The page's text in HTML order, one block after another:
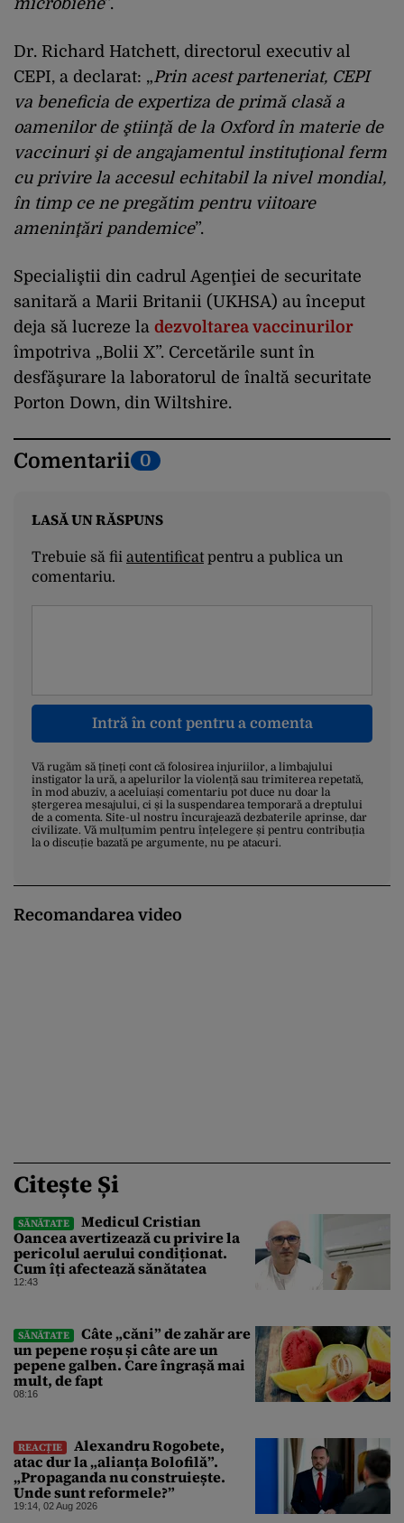
Dr. Richard Hatchett, directorul executiv al
CEPI, a declarat: „Prin acest parteneriat, CEPI
va beneficia de expertiza de primă clasă a
oamenilor de ştiinţă de la Oxford în materie de
vaccinuri şi de angajamentul instituţional ferm
cu privire la accesul echitabil la nivel mondial,
în timp ce ne pregătim pentru viitoare
ameninţări pandemice”.
Specialiştii din cadrul Agenţiei de securitate
sanitară a Marii Britanii (UKHSA) au început
deja să lucreze la dezvoltarea vaccinurilor
împotriva „Bolii X”. Cercetările sunt în
desfăşurare la laboratorul de înaltă securitate
Porton Down, din Wiltshire.
Comentarii 0
LASĂ UN RĂSPUNS
Trebuie să fii autentificatpentru a publica un
comentariu.
Intră în cont pentru a comenta
Vă rugăm să țineți cont că folosirea injuriilor, a limbajului
instigator la ură, a apelurilor la violență sau trimiterea repetată,
în mod abuziv, a aceluiași comentariu pot duce nu doar la
ștergerea mesajului, ci și la suspendarea temporară a dreptului
de a comenta. Site-ul nostru încurajează dezbaterile aprinse, dar
civilizate. Vă mulțumim pentru înțelegere și pentru contribuția
la o discuție bazată pe argumente, nu pe atacuri.
Recomandarea video
Citește Și
SĂNĂTATE
Medicul Cristian
Oancea avertizează cu privire la
pericolul aerului condiționat.
Cum îți afectează sănătatea
12:43
SĂNĂTATE
Câte „căni” de zahăr are
un pepene roșu și câte are un
pepene galben. Care îngrașă mai
mult, de fapt
08:16
REACȚIE
Alexandru Rogobete,
atac dur la „alianța Bolofilă”.
„Propaganda nu construiește.
Unde sunt reformele?”
19:14, 02 Aug 2026